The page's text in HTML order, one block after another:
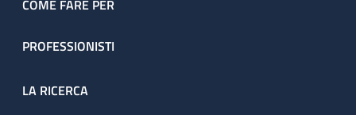
COME FARE PER
PROFESSIONISTI
LA RICERCA